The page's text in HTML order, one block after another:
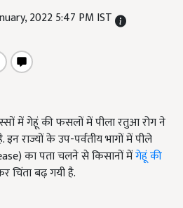
2022 5:47 PM IST
में गेहूं की फसलों में पीला रतुआ रोग ने
राज्यों के उप-पर्वतीय भागों में पीले
का पता चलने से किसानों मेंगेहूं की
चिंता बढ़ गयी है.